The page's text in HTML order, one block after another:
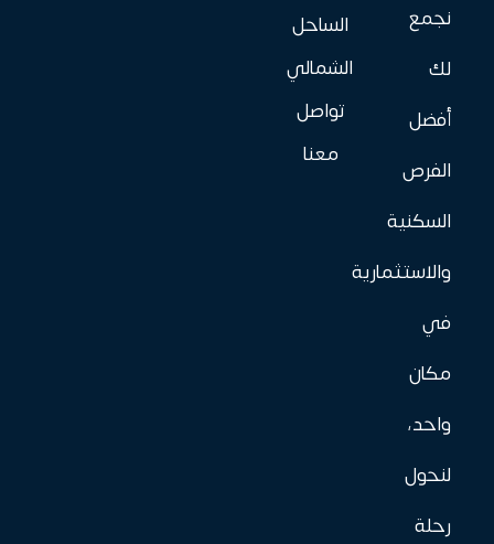
نجمع
لك
أفضل
الفرص
السكنية
والاستثمارية
في
مكان
واحد،
لنحول
رحلة
الساحل
الشمالي
تواصل
معنا